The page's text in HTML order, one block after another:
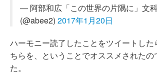
— 阿部和広「この世界の片隅に」文
(@abee2) 2017年1月20日
ハーモニー読了したことをツイートした
ちらを、ということでオススメされたの
た。